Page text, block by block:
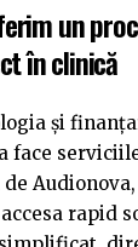
un
în clinică
și
face
de
rapid